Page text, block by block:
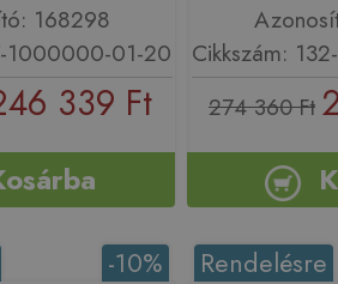
168298
1000000-01-20
339 Ft
Cikkszám:
274 360 Ft
-10% Rendelésre